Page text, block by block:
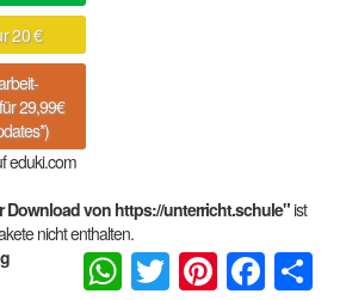
20 €
29,99€
eduki.com
Download von https://unterricht.schule"ist
nicht enthalten.
WhatsApp
Twitter